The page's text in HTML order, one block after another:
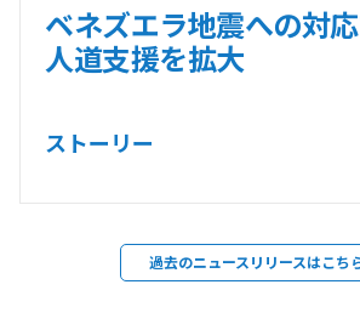
ベネズエラ地震への対
人道支援を拡大
ストーリー
過去のニュースリリースはこち